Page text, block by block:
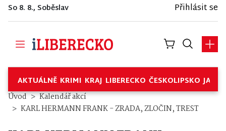
So 8. 8., Soběslav Přihlásit se
AKTUÁLNĚ KRIMI KRAJ LIBERECKO ČESKOLIPSKO
Úvod
Kalendář akcí
KARL HERMANN FRANK - ZRADA, ZLOČIN, TREST